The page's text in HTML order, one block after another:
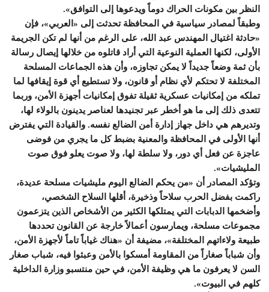
النظر بين مكونات الحراك دوماً ويدعوها إلى التوافق».
وطبقاً لمصادر سياسية في المحافظة تحدثت إلى «العربي»، فإن
«حادثة اغتيال المهندس عبد الله، على الرغم من أنها لم تكن الجريمة
الأولى، لكنها العملية النوعية التي أراد قاتلوه من خلالها إيصال رسالة
بأن ثمة وضعاً جديداً لا يمكن تجاوزه، وأن هذه الجماعات المسلحة
المختلفة لا تحتكم لأي نظام أو قانون، ولا تستطيع أي قوة إيقافها لما
تملكه من إمكانيات عسكرية ثقيلة تفوق إمكانيات أجهزة الأمن، وربما
تتعدى ذلك إلى ما هو أخطر عبر تجنيدها لعناصر يدينون بالولاء لها،
وتديرهم هي داخل جهاز إدارة أمن الضالع نفسه. والقيادة التي يفترض
أنها الأولى في المحافظة والمعنية بضبط كل ما يجري من فوضى
عاجزة عن فعل أي دور، ولا سلطة لها، ولا صوت يعلو فوق صوت
المليشيات».
وتؤكد المصادر أن «من يحكم الضالع اليوم مليشيات مسلحة عديدة،
راكمت بفضل الحرب سلاحاً وذخيرة، أقلها السلاح الشخصي،
وأضخمها الدبابات التي يمتلكها الكثير من الأشخاص الذين يتزعمون
مجموعات مسلحة، ويمارسون أعمالاً خارجة عن القانون تحددها
طبيعة ولاءاتهم المختلفة»، مضيفة أن «هناك غياباً تاماً لأجهزة الأمن،
وأن شباباً صغاراً من المقاومة أمسكوا بالأمن وعبثوا فيه، شباب صغار
السن لا يعرفون ما هي وظيفة الأمن، في حين منتسبو وزارة الداخلية
كلهم في البيوت».